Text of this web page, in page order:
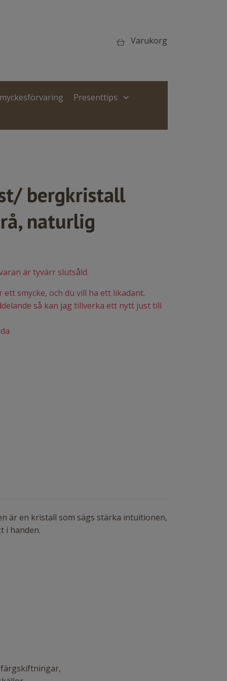
Varukorg
Presenttips
bergkristall
naturlig
är tyvärr slutsåld.
ett smycke, och du vill ha ett likadant.
så kan jag tillverka ett nytt just till
är en kristall som sägs stärka intuitionen,
i handen.